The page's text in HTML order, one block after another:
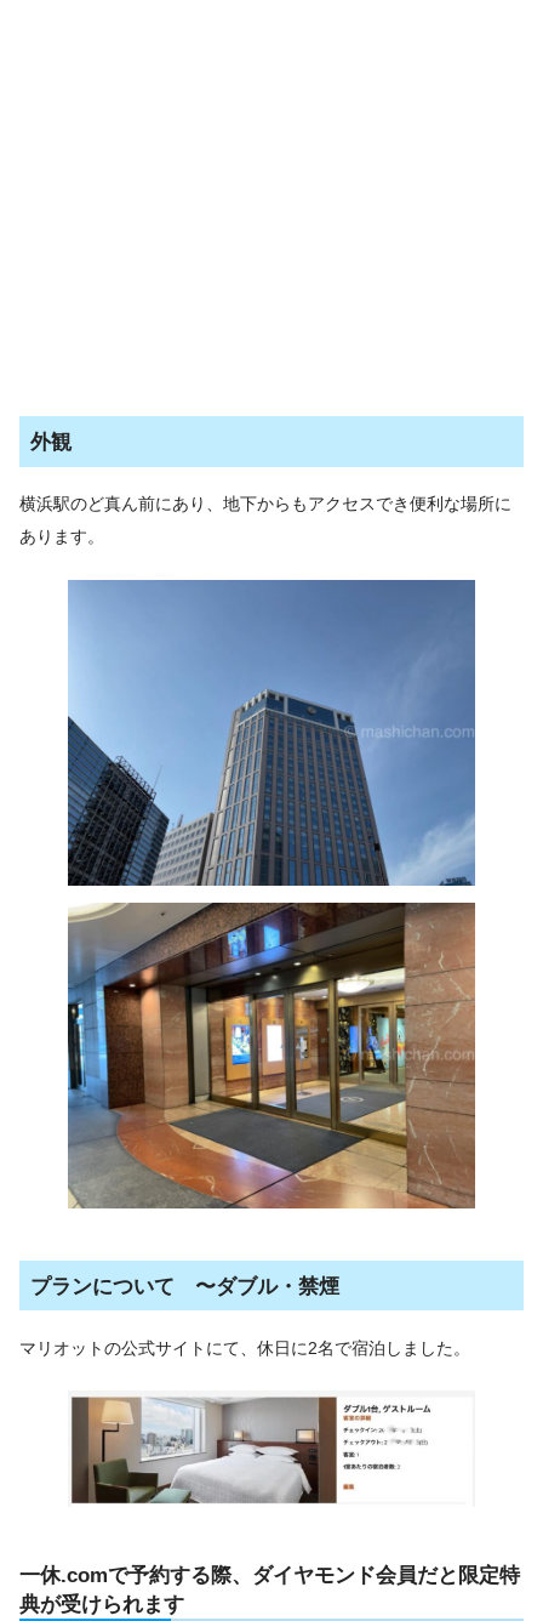
外観
横浜駅のど真ん前にあり、地下からもアクセスでき便利な場所に
あります。
プランについて 〜ダブル・禁煙
マリオットの公式サイトにて、休日に2名で宿泊しました。
一休.comで予約する際、ダイヤモンド会員だと限定特
典が受けられます